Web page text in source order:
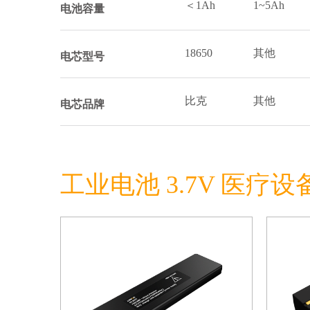
电池容量 ＜1Ah 1~5Ah
电芯型号 18650 其他
电芯品牌 比克 其他
工业电池 3.7V 医疗设